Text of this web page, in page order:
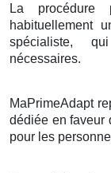
La procédure
habituellement
spécialiste,
nécessaires.
MaPrimeAdapt
dédiée en faveur
pour les